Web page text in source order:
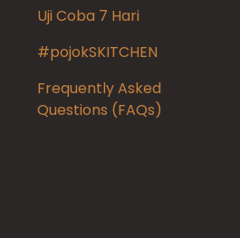
Uji Coba 7 Hari
#pojokSKITCHEN
Frequently Asked
Questions (FAQs)